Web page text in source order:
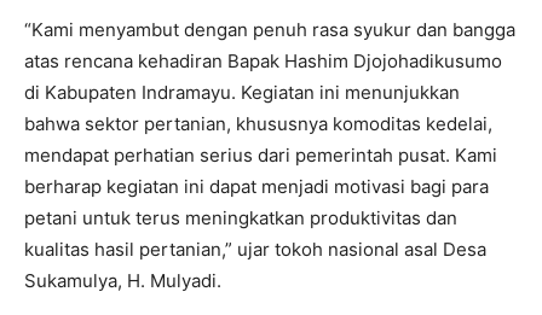
“Kami menyambut dengan penuh rasa syukur dan bangga
atas rencana kehadiran Bapak Hashim Djojohadikusumo
di Kabupaten Indramayu. Kegiatan ini menunjukkan
bahwa sektor pertanian, khususnya komoditas kedelai,
mendapat perhatian serius dari pemerintah pusat. Kami
berharap kegiatan ini dapat menjadi motivasi bagi para
petani untuk terus meningkatkan produktivitas dan
kualitas hasil pertanian,” ujar tokoh nasional asal Desa
Sukamulya, H. Mulyadi.